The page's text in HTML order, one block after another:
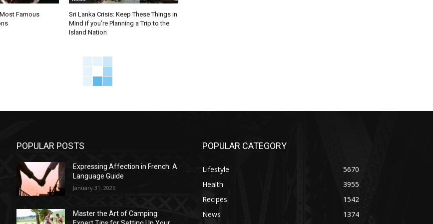
Famous
Sri Lanka Crisis: Keep These Things in
Mind if you’re Planning a Trip to the
Island Nation
POPULAR POSTS
Expressing Affection in French: A
Language Guide
January 31, 2026
Master the Art of Camping:
POPULAR CATEGORY
Lifestyle
5670
Health
3955
Recipes
1542
News
1374